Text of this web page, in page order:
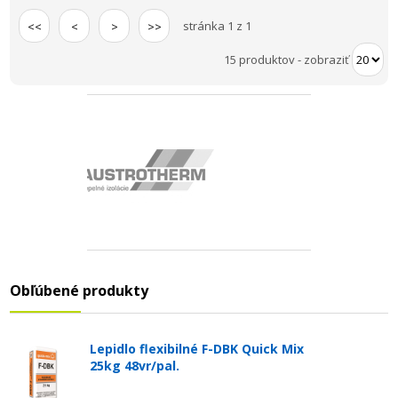
<< < > >> stránka 1 z 1
15 produktov- zobraziť
Obľúbené produkty
Lepidlo flexibilné F-DBK Quick Mix
25kg 48vr/pal.